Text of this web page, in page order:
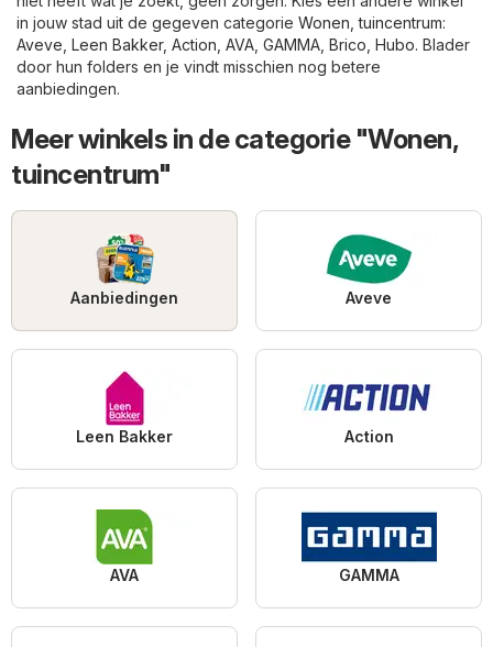
in jouw stad uit de gegeven categorie Wonen, tuincentrum:
Aveve Leen Bakker, Action AVA GAMMA Brico Hubo. Blader
door hun folders en je vindt misschien nog betere
aanbiedingen.
Meer winkels in de categorie "Wonen,
tuincentrum"
Aanbiedingen Aveve
Leen Bakker Action
AVA GAMMA